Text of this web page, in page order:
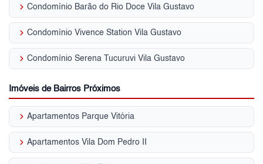
keyboard_arrow_right Condomínio Barão do Rio Doce Vila Gustavo
keyboard_arrow_right Condomínio Vivence Station Vila Gustavo
keyboard_arrow_right Condomínio Serena Tucuruvi Vila Gustavo
Imóveis de Bairros Próximos
keyboard_arrow_right Apartamentos Parque Vitória
keyboard_arrow_right Apartamentos Vila Dom Pedro II